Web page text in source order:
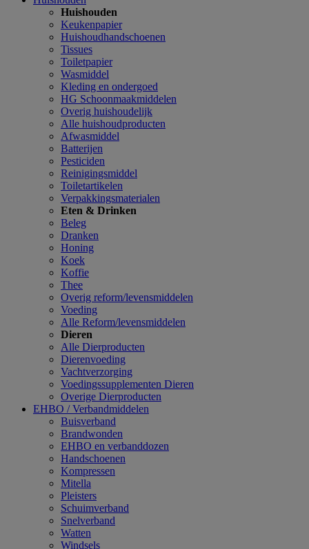
Huishouden
Keukenpapier
Huishoudhandschoenen
Tissues
Toiletpapier
Wasmiddel
Kleding en ondergoed
HG Schoonmaakmiddelen
Overig huishoudelijk
Alle huishoudproducten
Afwasmiddel
Batterijen
Pesticiden
Reinigingsmiddel
Toiletartikelen
Verpakkingsmaterialen
Eten & Drinken
Beleg
Dranken
Honing
Koek
Koffie
Thee
Overig reform/levensmiddelen
Voeding
Alle Reform/levensmiddelen
Dieren
Alle Dierproducten
Dierenvoeding
Vachtverzorging
Voedingssupplementen Dieren
Overige Dierproducten
EHBO / Verbandmiddelen
Buisverband
Brandwonden
EHBO en verbanddozen
Handschoenen
Kompressen
Mitella
Pleisters
Schuimverband
Snelverband
Watten
Windsels